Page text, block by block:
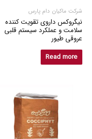
شرکت ماکیان دام پارس
نیگروکس داروی تقویت کننده
سلامت و عملکرد سیستم قلبی
عروقی طیور
Read more